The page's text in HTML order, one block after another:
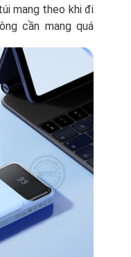
mang theo khi đi
cần mang quá